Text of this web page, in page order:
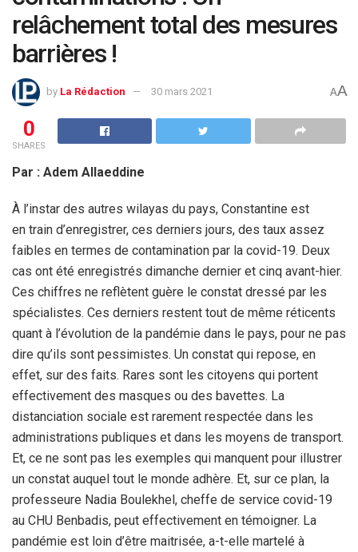
relâchement total des mesures
barrières !
by La Rédaction 30 mars 2021 AA
0
SHARES
Par : Adem Allaeddine
À l’instar des autres wilayas du pays, Constantine est
en train d’enregistrer, ces derniers jours, des taux assez
faibles en termes de contamination par la covid-19. Deux
cas ont été enregistrés dimanche dernier et cinq avant-hier.
Ces chiffres ne reflètent guère le constat dressé par les
spécialistes. Ces derniers restent tout de même réticents
quant à l’évolution de la pandémie dans le pays, pour ne pas
dire qu’ils sont pessimistes. Un constat qui repose, en
effet, sur des faits. Rares sont les citoyens qui portent
effectivement des masques ou des bavettes. La
distanciation sociale est rarement respectée dans les
administrations publiques et dans les moyens de transport.
Et, ce ne sont pas les exemples qui manquent pour illustrer
un constat auquel tout le monde adhère. Et, sur ce plan, la
professeure Nadia Boulekhel, cheffe de service covid-19
au CHU Benbadis, peut effectivement en témoigner. La
pandémie est loin d’être maitrisée, a-t-elle martelé à